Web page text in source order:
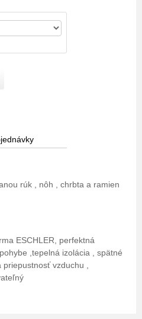
rúk , nôh , chrbta a ramien
ESCHLER, perfektná
,tepelná izolácia , spätné
vzduchu ,